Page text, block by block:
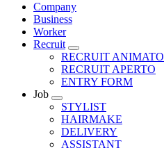
Company
Business
Worker
Recruit
RECRUIT ANIMATO
RECRUIT APERTO
ENTRY FORM
Job
STYLIST
HAIRMAKE
DELIVERY
ASSISTANT